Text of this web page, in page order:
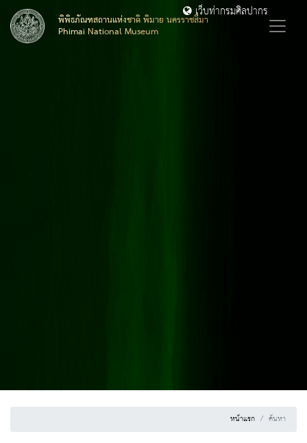
พิพิธภัณฑสถานแห่งชาติ พิมาย นครราชสีมา
Phimai National Museum
เว็บท่ากรมศิลปากร
หน้าแรก ค้นหา